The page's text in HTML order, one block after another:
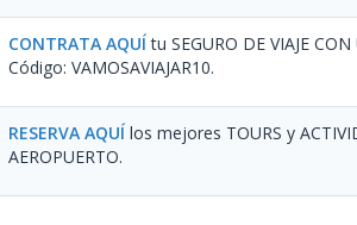
CONTRATA AQUÍ tu SEGURO DE VIAJE
Código: VAMOSAVIAJAR10.
RESERVA AQUÍ los mejores TOURS y
AEROPUERTO.